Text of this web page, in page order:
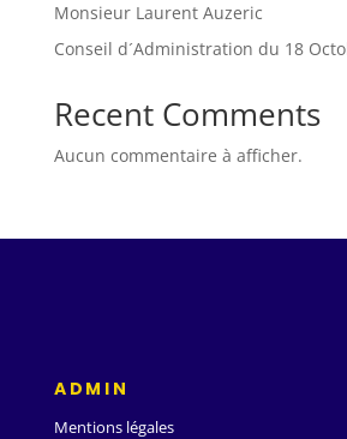
Monsieur Laurent Auzeric
Conseil d´Administration du 18
Recent Comments
Aucun commentaire à afficher.
ADMIN
Mentions légales